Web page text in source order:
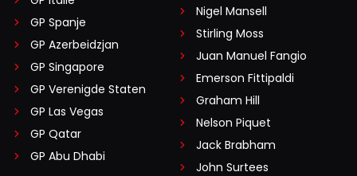
GP Spanje
GP Azerbeidzjan
GP Singapore
GP Verenigde Staten
GP Las Vegas
GP Qatar
GP Abu Dhabi
Nigel Mansell
Stirling Moss
Juan Manuel Fangio
Emerson Fittipaldi
Graham Hill
Nelson Piquet
Jack Brabham
John Surtees